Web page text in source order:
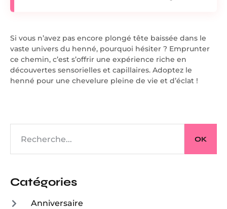
Si vous n’avez pas encore plongé tête baissée dans le
vaste univers du henné, pourquoi hésiter ? Emprunter
ce chemin, c’est s’offrir une expérience riche en
découvertes sensorielles et capillaires. Adoptez le
henné pour une chevelure pleine de vie et d’éclat !
OK
Catégories
Anniversaire